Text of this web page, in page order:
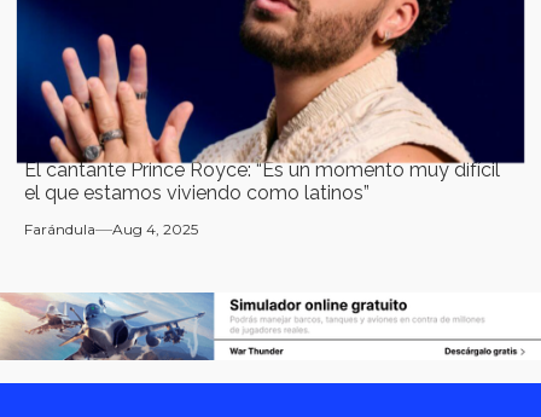
El cantante Prince Royce: “Es un momento muy difícil
el que estamos viviendo como latinos”
Farándula Aug 4, 2025